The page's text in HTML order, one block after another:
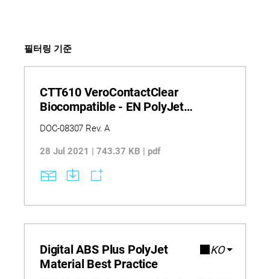
필터링 기준
CTT610 VeroContactClear
Biocompatible - EN PolyJet
Material Best Practice
DOC-08307 Rev. A
28 Jul 2021 | 743.37 KB | pdf
Digital ABS Plus PolyJet
Material Best Practice
KO